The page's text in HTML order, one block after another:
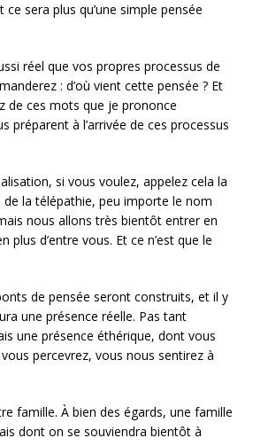
sera plus qu’une simple pensée
réel que vos propres processus de
: d’où vient cette pensée ? Et
de ces mots que je prononce
préparent à l’arrivée de ces processus
si vous voulez, appelez cela la
la télépathie, peu importe le nom
nous allons très bientôt entrer en
plus d’entre vous. Et ce n’est que le
de pensée seront construits, et il y
une présence réelle. Pas tant
une présence éthérique, dont vous
percevrez, vous nous sentirez à
famille. À bien des égards, une famille
dont on se souviendra bientôt à